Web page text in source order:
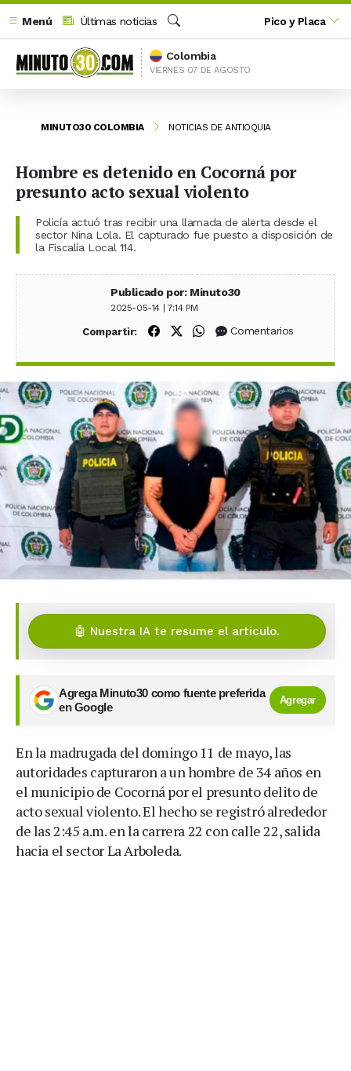
Menú
Últimas noticias
Buscar
Pico y Placa
Colombia
VIERNES 07 DE AGOSTO
MINUTO30 COLOMBIA NOTICIAS DE ANTIOQUIA
Hombre es detenido en Cocorná por
presunto acto sexual violento
Policía actuó tras recibir una llamada de alerta desde el
sector Nina Lola. El capturado fue puesto a disposición de
la Fiscalía Local 114.
Publicado por: Minuto30
2025-05-14 | 7:14 PM
Compartir: Compartir en Facebook
Compartir en X (Twitter)
Compartir en WhatsApp
Comentarios
🤖 Nuestra IA te resume el artículo.
Agrega Minuto30 como fuente preferida
en Google
Agregar
En la madrugada del domingo 11 de mayo, las
autoridades capturaron a un hombre de 34 años en
el municipio de Cocorná por el presunto delito de
acto sexual violento. El hecho se registró alrededor
de las 2:45 a.m. en la carrera 22 con calle 22, salida
hacia el sector La Arboleda.